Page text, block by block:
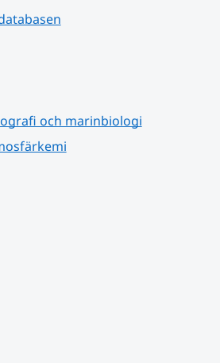
webbplats.
och marinbiologi
webbplats.
webbplats.